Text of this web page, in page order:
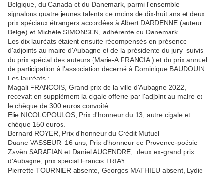
Belgique, du Canada et du Danemark, parmi l'ensemble
signalons quatre jeunes talents de moins de dix-huit ans et deux
prix spéciaux étrangers accordées à Albert DARDENNE (auteur
Belge) et Michèle SIMONSEN, adhérente du Danemark.
Les dix lauréats étaient ensuite récompensés en présence
d'adjoints au maire d'Aubagne et de la présidente du jury suivis
du prix spécial des auteurs (Marie-A.FRANCIA ) et du prix annuel
de participation à l'association décerné à Dominique BAUDOUIN.
Les lauréats :
Magali FRANCOIS, Grand prix de la ville d'Aubagne 2022,
recevait en supplément la cigale offerte par l'adjoint au maire et
le chèque de 300 euros convoité.
Elie NICOLOPOULOS, Prix d'honneur du 13, autre cigale et
chèque 150 euros.
Bernard ROYER, Prix d'honneur du Crédit Mutuel
Duane VASSEUR, 16 ans, Prix d'honneur de Provence-poésie
Zavèn SARAFIAN et Daniel AUGENDRE, deux ex-grand prix
d'Aubagne, prix spécial Francis TRIAY
Pierrette TOURNIER absente, Georges MATHIEU absent, Lydie